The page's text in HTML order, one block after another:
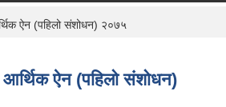
ऐन (पहिलो संशोधन) २०७५
ऐन (पहिलो संशोधन)